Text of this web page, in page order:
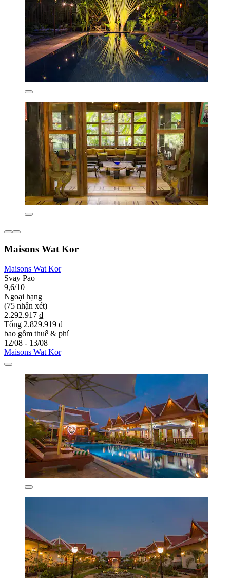
Maisons Wat Kor
Maisons Wat Kor
Svay Pao
9,6/10
Ngoại hạng
(75 nhận xét)
2.292.917 ₫
Tổng 2.829.919 ₫
bao gồm thuế & phí
12/08 - 13/08
Maisons Wat Kor